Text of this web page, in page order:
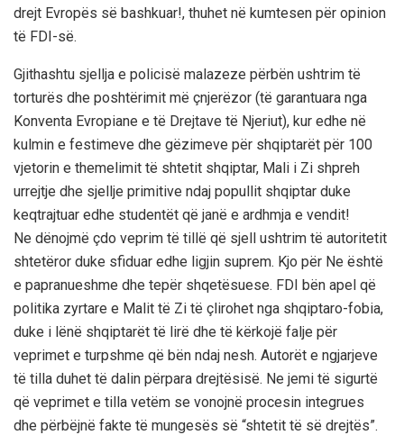
drejt Evropës së bashkuar!, thuhet në kumtesen për opinion
të FDI-së.
Gjithashtu sjellja e policisë malazeze përbën ushtrim të
torturës dhe poshtërimit më çnjerëzor (të garantuara nga
Konventa Evropiane e të Drejtave të Njeriut), kur edhe në
kulmin e festimeve dhe gëzimeve për shqiptarët për 100
vjetorin e themelimit të shtetit shqiptar, Mali i Zi shpreh
urrejtje dhe sjellje primitive ndaj popullit shqiptar duke
keqtrajtuar edhe studentët që janë e ardhmja e vendit!
Ne dënojmë çdo veprim të tillë që sjell ushtrim të autoritetit
shtetëror duke sfiduar edhe ligjin suprem. Kjo për Ne është
e papranueshme dhe tepër shqetësuese. FDI bën apel që
politika zyrtare e Malit të Zi të çlirohet nga shqiptaro-fobia,
duke i lënë shqiptarët të lirë dhe të kërkojë falje për
veprimet e turpshme që bën ndaj nesh. Autorët e ngjarjeve
të tilla duhet të dalin përpara drejtësisë. Ne jemi të sigurtë
që veprimet e tilla vetëm se vonojnë procesin integrues
dhe përbëjnë fakte të mungesës së “shtetit të së drejtës”.